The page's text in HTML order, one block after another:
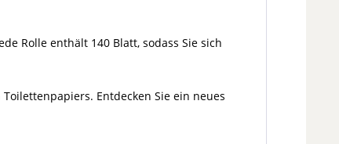
Rolle enthält 140 Blatt, sodass Sie sich
Entdecken Sie ein neues